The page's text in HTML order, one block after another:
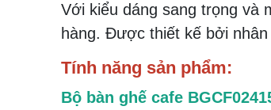
Với kiểu dáng sang trọng và
hàng. Được thiết kế bởi
Tính năng sản phẩm:
Bộ bàn ghế cafe